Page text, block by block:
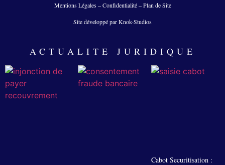
Mentions Légales–Confidentialité–Plan de Site
Site développé par Knok-Studios
ACTUALITE JURIDIQUE
Cabot Securitisation :